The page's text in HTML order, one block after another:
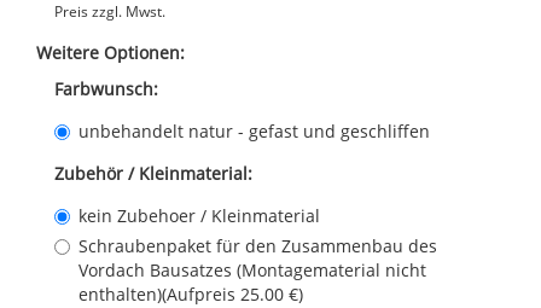
Preis zzgl. Mwst.
Weitere Optionen:
Farbwunsch:
unbehandelt natur - gefast und geschliffen
Zubehör / Kleinmaterial:
kein Zubehoer / Kleinmaterial
Schraubenpaket für den Zusammenbau des
Vordach Bausatzes (Montagematerial nicht
enthalten)(Aufpreis 25.00 €)